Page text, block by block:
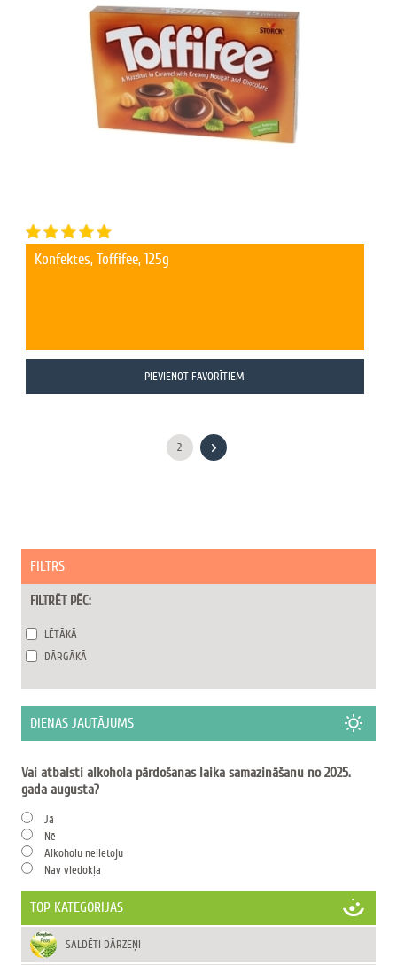
Konfektes, Toffifee, 125g
PIEVIENOT FAVORĪTIEM
2
FILTRS
FILTRĒT PĒC:
LĒTĀKĀ
DĀRGĀKĀ
DIENAS JAUTĀJUMS
Vai atbalsti alkohola pārdošanas laika samazināšanu no 2025.
gada augusta?
Jā
Nē
Alkoholu nelietoju
Nav viedokļa
TOP KATEGORIJAS
SALDĒTI DĀRZEŅI